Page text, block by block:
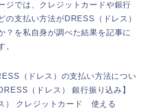
ジでは、クレジットカードや銀行
の支払い方法がDRESS（ドレス）
？を私自身が調べた結果を記事に
。
（ドレス）の支払い方法につい
（ドレス） 銀行振り込み】
） クレジットカード 使える